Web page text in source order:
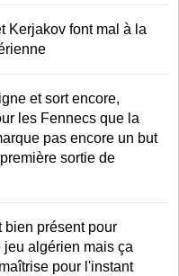
Kerjakov font mal à la
et sort encore,
les Fennecs que la
pas encore un but
sortie de
bien présent pour
jeu algérien mais ça
pour l'instant